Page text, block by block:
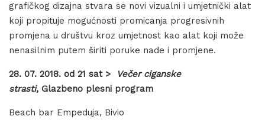
grafičkog dizajna stvara se novi vizualni i umjetnički alat
koji propituje mogućnosti promicanja progresivnih
promjena u društvu kroz umjetnost kao alat koji može
nenasilnim putem širiti poruke nade i promjene.
28. 07. 2018. od 21 sat >
Večer ciganske
strasti, Glazbeno plesni program
Beach bar Empeduja, Bivio